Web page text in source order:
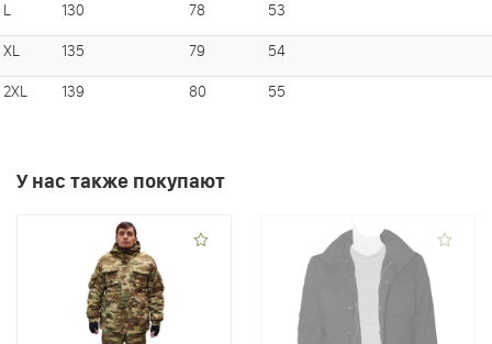
L 130 78 53
XL 135 79 54
2XL 139 80 55
У нас также покупают